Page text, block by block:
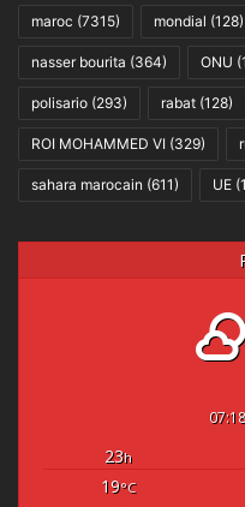
maroc (7315) mondial (128)
nasser bourita (364) ONU
polisario (293) rabat (128)
ROI MOHAMMED VI (329)
sahara marocain (611) UE
07:18
23h
19°C